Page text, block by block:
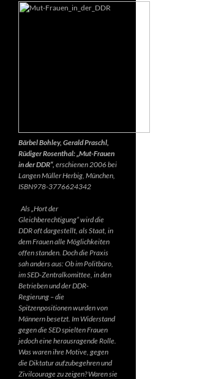
Bärbel Bohley, Gerald Praschl,
Rüdiger Rosenthal: „Mut-Frauen
in der DDR“, erschienen 2006 bei
Langen Müller Herbig, München,
ISBN978-3776624342
Als „Hort der
Gleichberechtigung“ wird die
DDR oft dargestellt, als Staat, in
dem Frauen alle Möglichkeiten
offen standen. Doch die Praxis
sah anders aus: Ob im Politbüro,
im SED-Zentralkomittee, in den
Betrieben und der DDR-
Regierung – die
Spitzenpositionen wurden von
Männern besetzt. Im Widerstand
gegen die SED spielten Frauen
jedoch eine herausragende Rolle.
Was waren ihre Motive, gegen
die Diktatur aufzubegehren und
Zivilcourage zu zeigen? Waren sie